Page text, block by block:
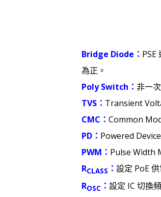
Bridge Diode：
為正。
Poly Switch： 非一
TVS： Transient
CMC： Common
PD： Powered
PWM： Pulse Width
RCLASS ： 設定 PoE
ROSC ： 設定 IC 切換